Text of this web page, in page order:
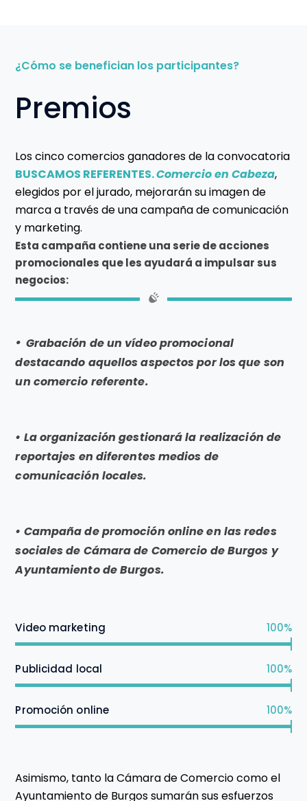
¿Cómo se benefician los participantes?
Premios
Los cinco comercios ganadores de la convocatoria
BUSCAMOS REFERENTES.Comercio en Cabeza,
elegidos por el jurado, mejorarán su imagen de
marca a través de una campaña de comunicación
y marketing.
Esta campaña contiene una serie de acciones
promocionales que les ayudará a impulsar sus
negocios:
• Grabación de un vídeo promocional
destacando aquellos aspectos por los que son
un comercio referente.
• La organización gestionará la realización de
reportajes en diferentes medios de
comunicación locales.
• Campaña de promoción online en las redes
sociales de Cámara de Comercio de Burgos y
Ayuntamiento de Burgos.
Video marketing 100%
Publicidad local 100%
Promoción online 100%
Asimismo, tanto la Cámara de Comercio como el
Ayuntamiento de Burgos sumarán sus esfuerzos